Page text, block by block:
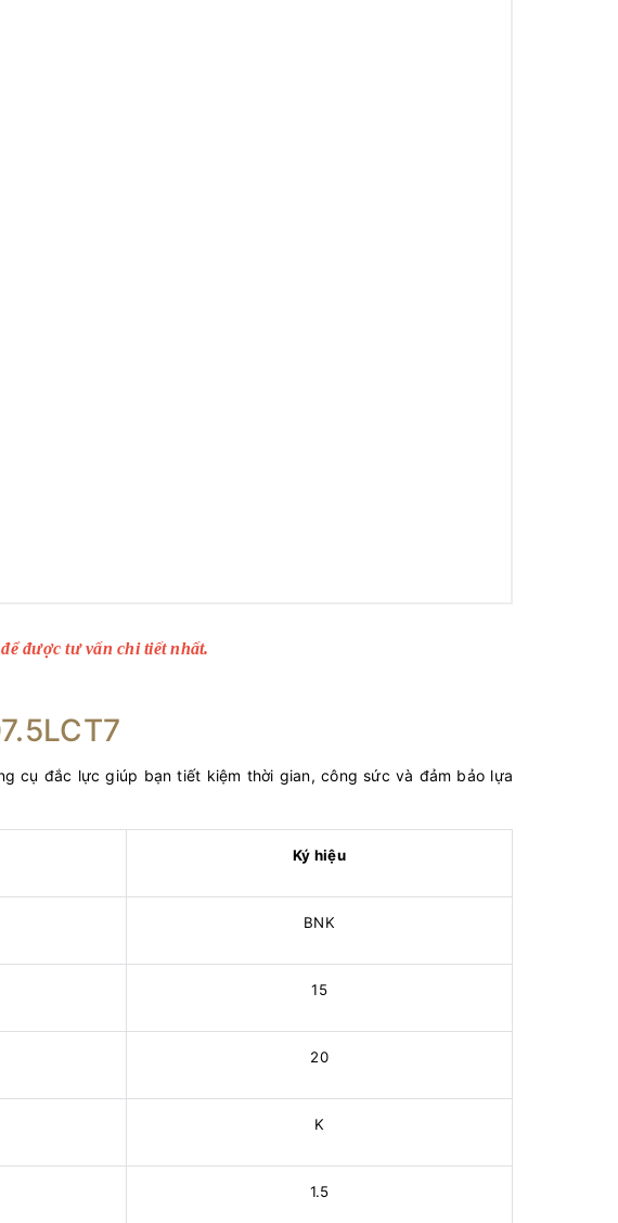
được tư vấn chi tiết nhất.
cụ đắc lực giúp bạn tiết kiệm thời gian, công sức và đảm bảo lựa
Ký hiệu
BNK
15
20
K
1.5